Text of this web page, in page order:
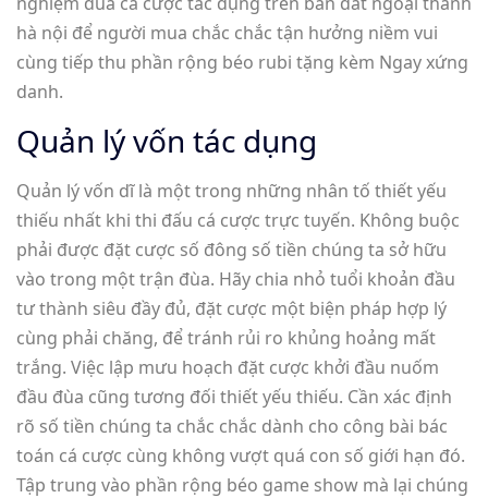
hà nội để người mua chắc chắc tận hưởng niềm vui
cùng tiếp thu phần rộng béo rubi tặng kèm Ngay xứng
danh.
Quản lý vốn tác dụng
Quản lý vốn dĩ là một trong những nhân tố thiết yếu
thiếu nhất khi thi đấu cá cược trực tuyến. Không buộc
phải được đặt cược số đông số tiền chúng ta sở hữu
vào trong một trận đùa. Hãy chia nhỏ tuổi khoản đầu
tư thành siêu đầy đủ, đặt cược một biện pháp hợp lý
cùng phải chăng, để tránh rủi ro khủng hoảng mất
trắng. Việc lập mưu hoạch đặt cược khởi đầu nuốm
đầu đùa cũng tương đối thiết yếu thiếu. Cần xác định
rõ số tiền chúng ta chắc chắc dành cho công bài bác
toán cá cược cùng không vượt quá con số giới hạn đó.
Tập trung vào phần rộng béo game show mà lại chúng